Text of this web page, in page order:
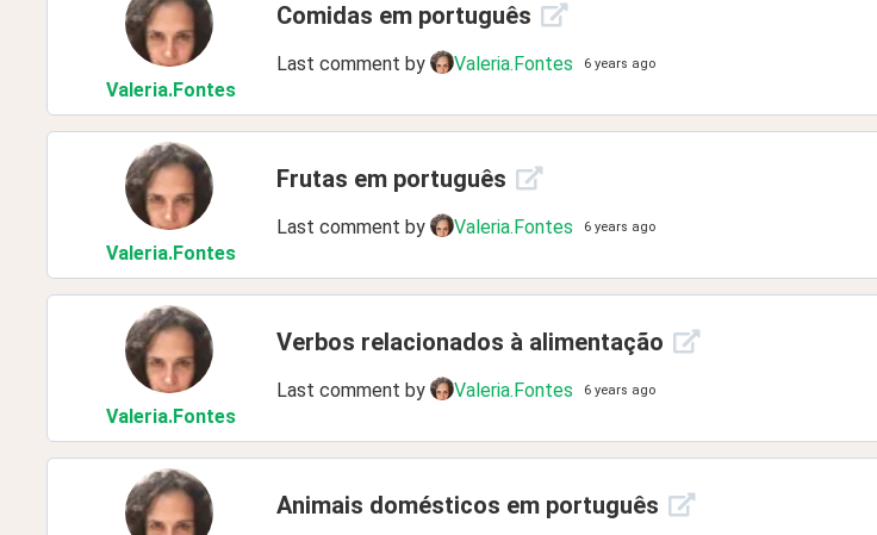
Valeria.Fontes
Comidas em português
Last comment by
Valeria.Fontes 6 years ago
Valeria.Fontes
Frutas em português
Last comment by
Valeria.Fontes 6 years ago
Valeria.Fontes
Verbos relacionados à alimentação
Last comment by
Valeria.Fontes 6 years ago
Animais domésticos em português